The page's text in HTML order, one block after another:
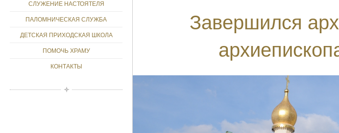
СЛУЖЕНИЕ НАСТОЯТЕЛЯ
ПАЛОМНИЧЕСКАЯ СЛУЖБА
ДЕТСКАЯ ПРИХОДСКАЯ ШКОЛА
ПОМОЧЬ ХРАМУ
КОНТАКТЫ
Завершился